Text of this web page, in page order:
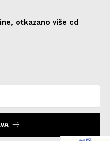
otkazano više od